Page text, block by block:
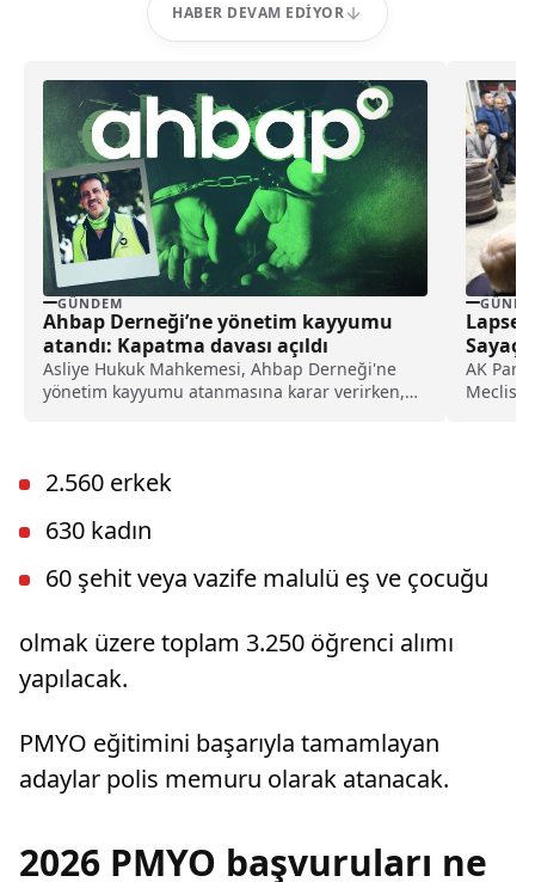
HABER DEVAM EDIYOR
GÜNDEM
Ahbap Derneği’ne yönetim kayyumu
atandı: Kapatma davası açıldı
Asliye Hukuk Mahkemesi, Ahbap Derneği'ne
yönetim kayyumu atanmasına karar verirken,
Sayaç
AK Parti
Meclisi
2.560 erkek
630 kadın
60 şehit veya vazife malulü eş ve çocuğu
olmak üzere toplam 3.250 öğrenci alımı
yapılacak.
PMYO eğitimini başarıyla tamamlayan
adaylar polis memuru olarak atanacak.
2026 PMYO başvuruları ne